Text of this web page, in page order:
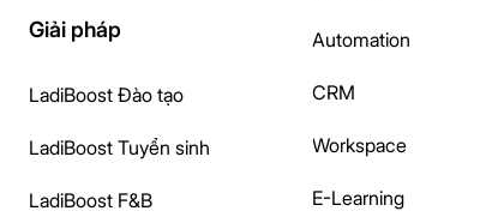
Automation
CRM
Workspace
E-Learning
Giải pháp
LadiBoost Đào tạo
LadiBoost Tuyển sinh
LadiBoost F&B